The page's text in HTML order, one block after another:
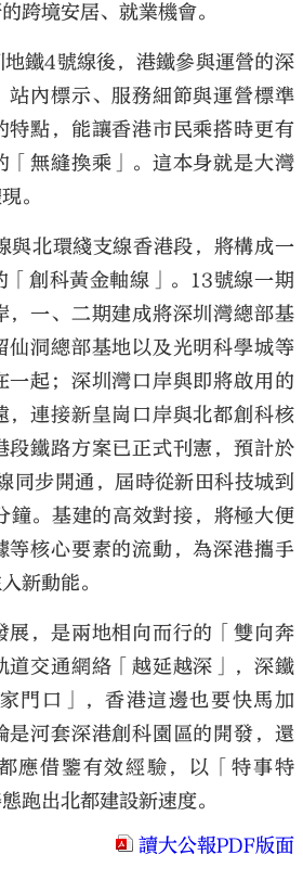
跨境安居、就業機會。
鐵4號線後，港鐵參與運營的深
站內標示、服務細節與運營標準
特點，能讓香港市民乘搭時更有
「無縫換乘」。這本身就是大灣
。
與北環綫支線香港段，將構成一
「創科黃金軸線」。13號線一期
，一、二期建成將深圳灣總部基
仙洞總部基地以及光明科學城等
一起；深圳灣口岸與即將啟用的
，連接新皇崗口岸與北都創科核
段鐵路方案已正式刊憲，預計於
同步開通，屆時從新田科技城到
鐘。基建的高效對接，將極大便
等核心要素的流動，為深港攜手
新動能。
展，是兩地相向而行的「雙向奔
道交通網絡「越延越深」，深鐵
門口」，香港這邊也要快馬加
是河套深港創科園區的開發，還
應借鑒有效經驗，以「特事特
跑出北都建設新速度。
讀大公報PDF版面